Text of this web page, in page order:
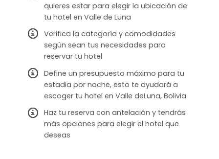
quieres estar para elegir la ubicación de
tu hotel en Valle de Luna
Verifica la categoría y comodidades
según sean tus necesidades para
reservar tu hotel
Define un presupuesto máximo para tu
estadia por noche, esto te ayudará a
escoger tu hotel en Valle deLuna, Bolivia
Haz tu reserva con antelación y tendrás
más opciones para elegir el hotel que
deseas